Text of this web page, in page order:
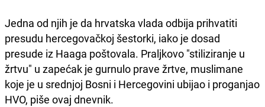
Jedna od njih je da hrvatska vlada odbija prihvatiti
presudu hercegovačkoj šestorki, iako je dosad
presude iz Haaga poštovala. Praljkovo "stiliziranje u
žrtvu" u zapećak je gurnulo prave žrtve, muslimane
koje je u srednjoj Bosni i Hercegovini ubijao i proganjao
HVO, piše ovaj dnevnik.